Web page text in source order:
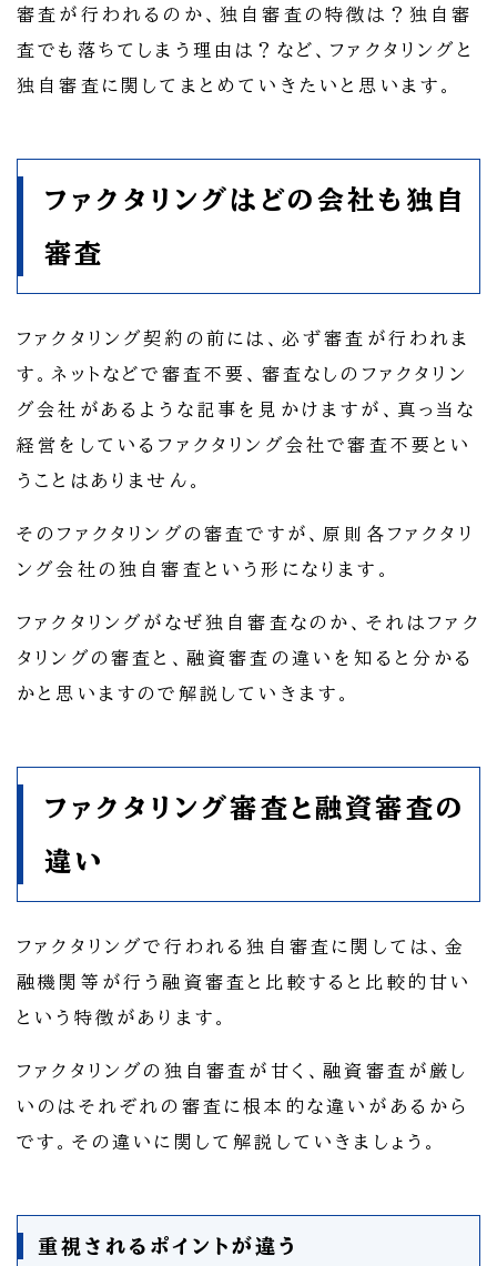
審査が行われるのか、独自審査の特徴は？独自審
査でも落ちてしまう理由は？など、ファクタリングと
独自審査に関してまとめていきたいと思います。
ファクタリングはどの会社も独自
審査
ファクタリング契約の前には、必ず審査が行われま
す。ネットなどで審査不要、審査なしのファクタリン
グ会社があるような記事を見かけますが、真っ当な
経営をしているファクタリング会社で審査不要とい
うことはありません。
そのファクタリングの審査ですが、原則各ファクタリ
ング会社の独自審査という形になります。
ファクタリングがなぜ独自審査なのか、それはファク
タリングの審査と、融資審査の違いを知ると分かる
かと思いますので解説していきます。
ファクタリング審査と融資審査の
違い
ファクタリングで行われる独自審査に関しては、金
融機関等が行う融資審査と比較すると比較的甘い
という特徴があります。
ファクタリングの独自審査が甘く、融資審査が厳し
いのはそれぞれの審査に根本的な違いがあるから
です。その違いに関して解説していきましょう。
重視されるポイントが違う